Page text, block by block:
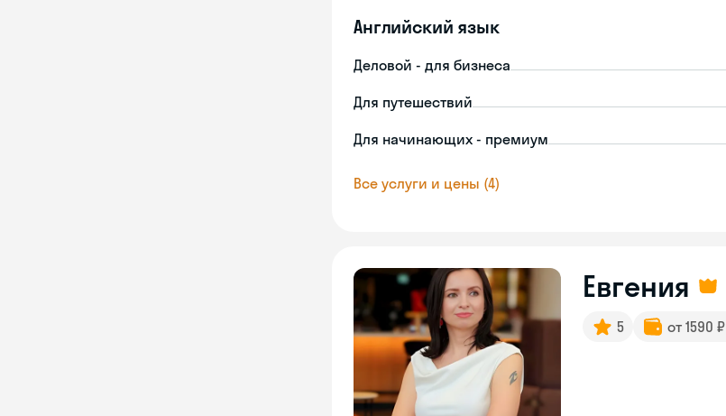
Английский язык
Деловой - для бизнеса
Для путешествий
Для начинающих - премиум
Все услуги и цены (4)
Евгения
5 от 1590